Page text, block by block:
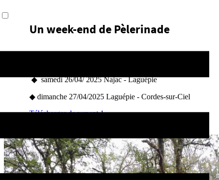
Un week-end de Pèlerinade
les 26 & 27 avril 2025
◆ samedi 26/04/ 2025 Najac - Laguépie
◆ dimanche 27/04/2025 Laguépie - Cordes-sur-Ciel
Télécharger document 1